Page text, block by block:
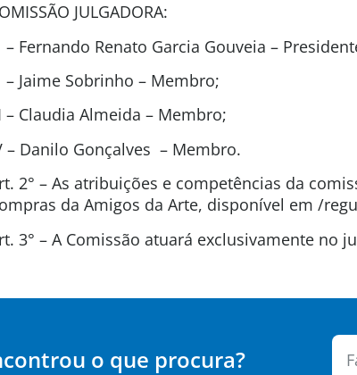
JULGADORA:
Fernando Renato Garcia Gouveia –
Jaime Sobrinho – Membro;
– Claudia Almeida – Membro;
– Danilo Gonçalves – Membro.
2° – As atribuições e competências da
da Amigos da Arte, disponível em /
3° – A Comissão atuará exclusivamente no
o que procura?